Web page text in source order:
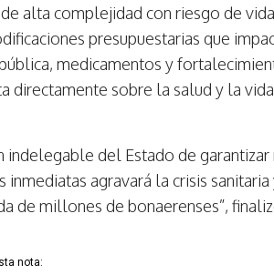
alta complejidad con riesgo de
presupuestarias que
medicamentos y
directamente sobre la salud y la
del Estado de
inmediatas agravará la crisis
de millones de bonaerenses”,
nota: